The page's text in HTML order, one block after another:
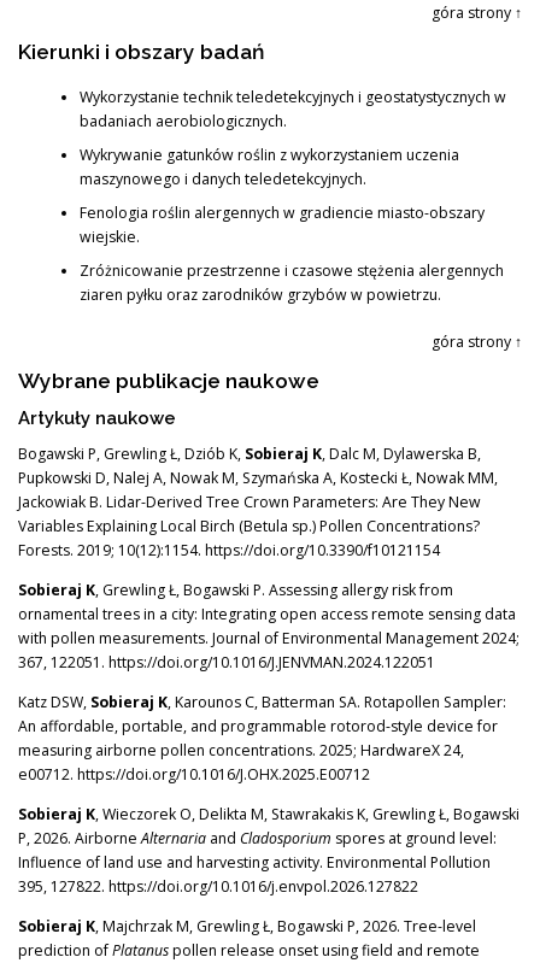
góra strony ↑
Kierunki i obszary badań
Wykorzystanie technik teledetekcyjnych i geostatystycznych w
badaniach aerobiologicznych.
Wykrywanie gatunków roślin z wykorzystaniem uczenia
maszynowego i danych teledetekcyjnych.
Fenologia roślin alergennych w gradiencie miasto-obszary
wiejskie.
Zróżnicowanie przestrzenne i czasowe stężenia alergennych
ziaren pyłku oraz zarodników grzybów w powietrzu.
góra strony ↑
Wybrane publikacje naukowe
Artykuły naukowe
Bogawski P, Grewling Ł, Dziób K, Sobieraj K, Dalc M, Dylawerska B,
Pupkowski D, Nalej A, Nowak M, Szymańska A, Kostecki Ł, Nowak MM,
Jackowiak B. Lidar-Derived Tree Crown Parameters: Are They New
Variables Explaining Local Birch (Betula sp.) Pollen Concentrations?
Forests. 2019; 10(12):1154. https://doi.org/10.3390/f10121154
Sobieraj K, Grewling Ł, Bogawski P. Assessing allergy risk from
ornamental trees in a city: Integrating open access remote sensing data
with pollen measurements. Journal of Environmental Management 2024;
367, 122051. https://doi.org/10.1016/J.JENVMAN.2024.122051
Katz DSW, Sobieraj K, Karounos C, Batterman SA. Rotapollen Sampler:
An affordable, portable, and programmable rotorod-style device for
measuring airborne pollen concentrations. 2025; HardwareX 24,
e00712. https://doi.org/10.1016/J.OHX.2025.E00712
Sobieraj K, Wieczorek O, Delikta M, Stawrakakis K, Grewling Ł, Bogawski
P, 2026. AirborneAlternaria and Cladosporium spores at ground level:
Influence of land use and harvesting activity. Environmental Pollution
395, 127822. https://doi.org/10.1016/j.envpol.2026.127822
Sobieraj K, Majchrzak M, Grewling Ł, Bogawski P, 2026. Tree-level
prediction ofPlatanuspollen release onset using field and remote